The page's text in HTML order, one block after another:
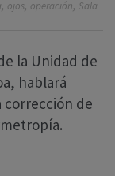
, ojos, operación, Sala
la Unidad de
hablará
corrección de